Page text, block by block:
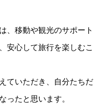
、移動や観光のサポート
安心して旅行を楽しむこ
ていただき、自分たちだ
ったと思います。